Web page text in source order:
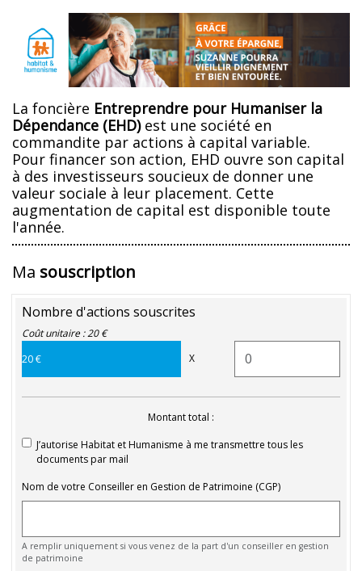
La foncière Entreprendre pour Humaniser la
Dépendance (EHD) est une société en
commandite par actions à capital variable.
Pour financer son action, EHD ouvre son capital
à des investisseurs soucieux de donner une
valeur sociale à leur placement. Cette
augmentation de capital est disponible toute
l'année.
Ma souscription
Nombre d'actions souscrites
Coût unitaire : 20 €
20 €
X
Montant total :
J’autorise Habitat et Humanisme à me transmettre tous les
documents par mail
Nom de votre Conseiller en Gestion de Patrimoine (CGP)
A remplir uniquement si vous venez de la part d'un conseiller en gestion
de patrimoine